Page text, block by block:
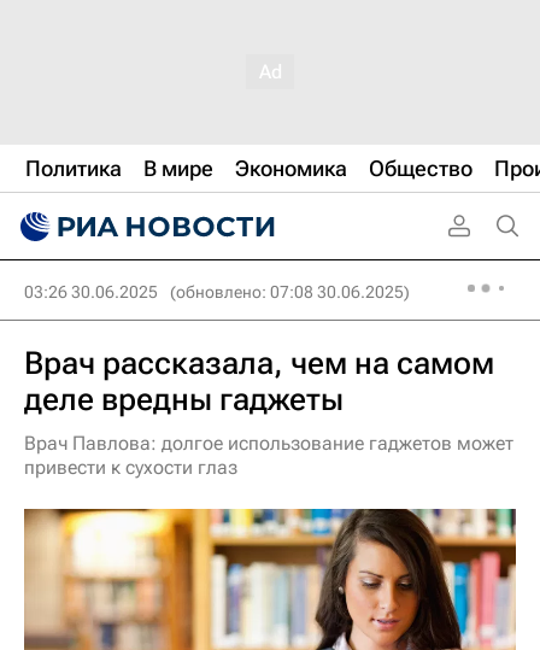
Политика В мире Экономика Общество
03:26 30.06.2025 (обновлено: 07:08 30.06.2025)
Врач рассказала, чем на самом
деле вредны гаджеты
Врач Павлова: долгое использование гаджетов может
привести к сухости глаз